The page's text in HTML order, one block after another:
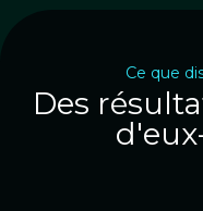
Ce que
Des